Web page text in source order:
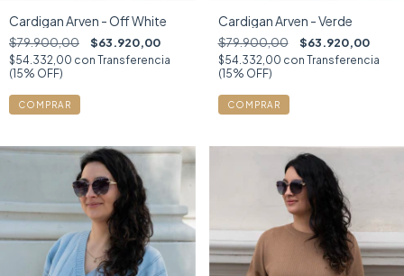
Cardigan Arven - Off White
$79.900,00 $63.920,00
$54.332,00 con Transferencia
(15% OFF)
COMPRAR
Cardigan Arven - Verde
$79.900,00 $63.920,00
$54.332,00 con Transferencia
(15% OFF)
COMPRAR